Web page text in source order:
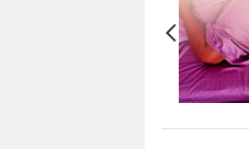
Zažíváte opožděnou
menstruaci a nejste
těhotná? Možná